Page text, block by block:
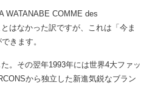
WATANABE COMME des
はなかった訳ですが、これは「今ま
きます。
。その翌年1993年には世界4大ファッ
から独立した新進気鋭なブラン